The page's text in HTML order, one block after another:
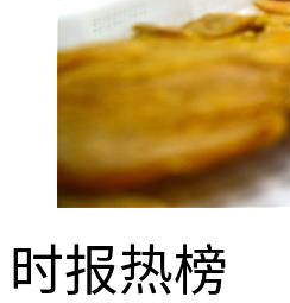
时报热榜